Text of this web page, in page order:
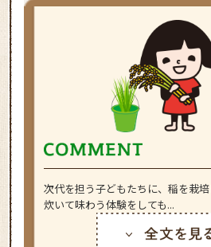
次代を担う子どもたちに、稲を栽
炊いて味わう体験をしても...